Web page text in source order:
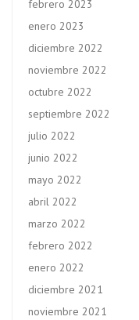
febrero 2023
enero 2023
diciembre 2022
noviembre 2022
octubre 2022
septiembre 2022
julio 2022
junio 2022
mayo 2022
abril 2022
marzo 2022
febrero 2022
enero 2022
diciembre 2021
noviembre 2021